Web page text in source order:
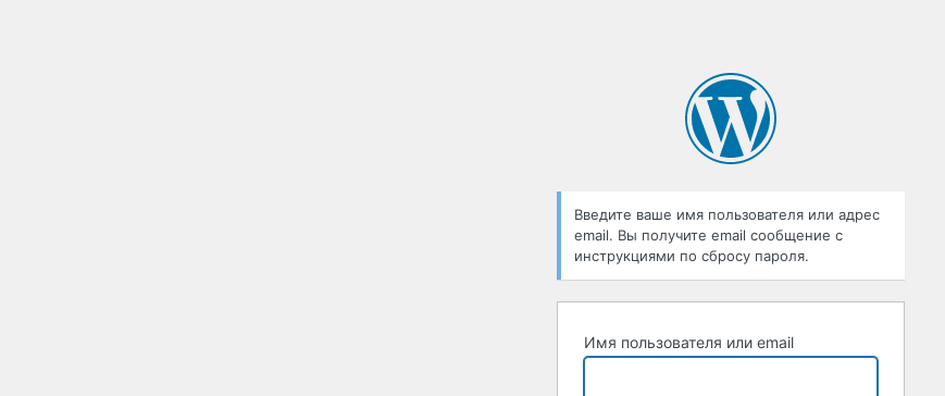
Введите ваше имя пользователя или адрес
email. Вы получите email сообщение с
инструкциями по сбросу пароля.
Имя пользователя или email